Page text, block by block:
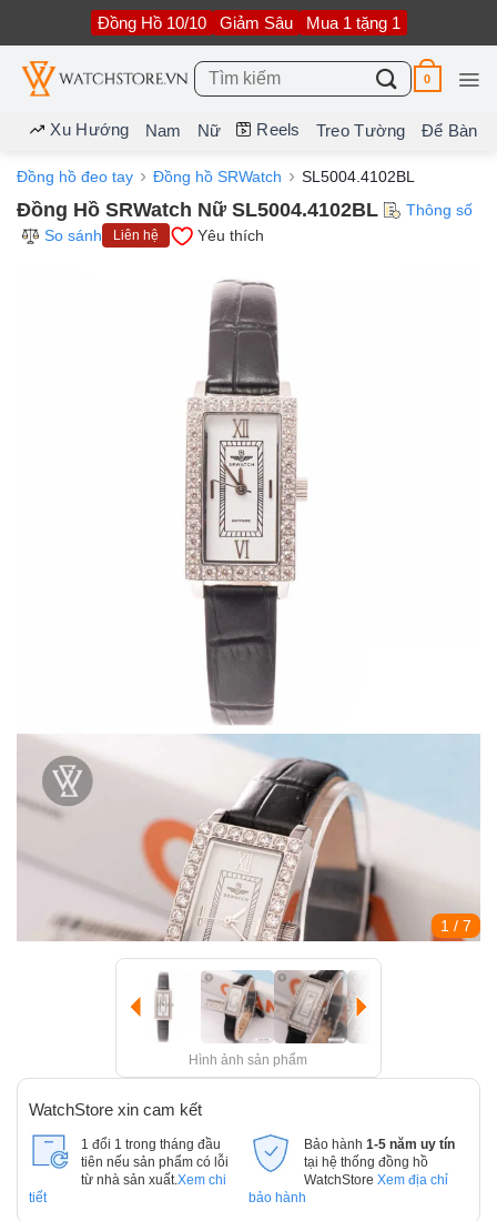
nội
dung
Đồng Hồ 10/10 Giảm Sâu Mua 1 tặng 1
Tìm
kiếm:
0
Xu Hướng Nam Nữ Reels Treo Tường Để Bàn
Đồng hồ đeo tay Đồng hồ SRWatch SL5004.4102BL
Đồng Hồ SRWatch Nữ SL5004.4102BL
Thông số
So sánh
Liên hệ Yêu thích
1 / 7
Hình ảnh sản phẩm
WatchStore xin cam kết
1 đổi 1 trong tháng đầu
tiên nếu sản phẩm có lỗi
từ nhà sản xuất. Xem chi
tiết
Bảo hành 1-5 năm uy tín
tại hệ thống đồng hồ
WatchStore Xem địa chỉ
bảo hành